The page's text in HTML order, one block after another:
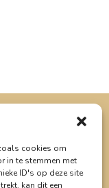
cookies om
in te stemmen met
ID's op deze site
kan dit een